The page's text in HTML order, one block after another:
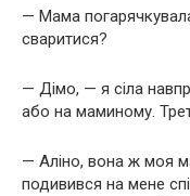
— Мама
сваритися?
— Дімо, — я сіла
або на маминому.
— Аліно, вона ж моя
подивився на мене